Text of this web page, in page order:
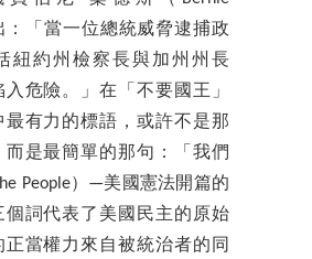
：「當一位總統威脅逮捕政
紐約州檢察長與加州州長
危險。」在「不要國王」
最有力的標語，或許不是那
是最簡單的那句：「我們
People）—美國憲法開篇的
個詞代表了美國民主的原始
當權力來自被統治者的同